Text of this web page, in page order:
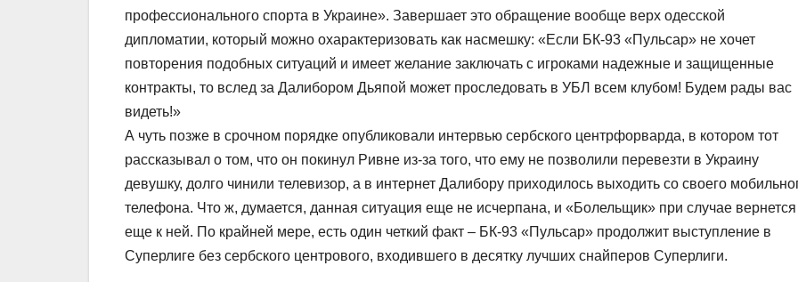
профессионального спорта в Украине». Завершает это обращение вообще верх одесской
дипломатии, который можно охарактеризовать как насмешку: «Если БК-93 «Пульсар» не хочет
повторения подобных ситуаций и имеет желание заключать с игроками надежные и защищенные
контракты, то вслед за Далибором Дьяпой может проследовать в УБЛ всем клубом! Будем рады вас
видеть!»
А чуть позже в срочном порядке опубликовали интервью сербского центрфорварда, в котором тот
рассказывал о том, что он покинул Ривне из-за того, что ему не позволили перевезти в Украину
девушку, долго чинили телевизор, а в интернет Далибору приходилось выходить со своего
телефона. Что ж, думается, данная ситуация еще не исчерпана, и «Болельщик» при случае вернется
еще к ней. По крайней мере, есть один четкий факт – БК-93 «Пульсар» продолжит выступление в
Суперлиге без сербского центрового, входившего в десятку лучших снайперов Суперлиги.